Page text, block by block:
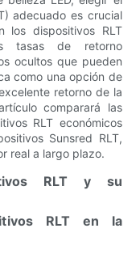
adecuado es crucial
los dispositivos RLT
tasas de retorno
ocultos que pueden
como una opción de
retorno de la
comparará las
RLT económicos
Sunsred RLT,
real a largo plazo.
RLT y su
RLT en la